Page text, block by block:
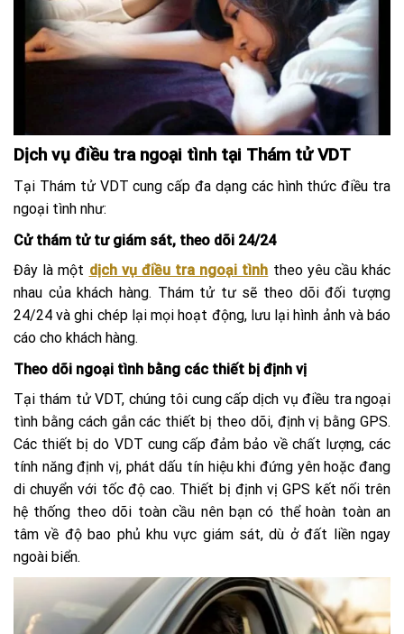
Dịch vụ điều tra ngoại tình tại Thám tử VDT
Tại Thám tử VDT cung cấp đa dạng các hình thức điều tra
ngoại tình như:
Cử thám tử tư giám sát, theo dõi 24/24
Đây là một dịch vụ điều tra ngoại tình theo yêu cầu khác
nhau của khách hàng. Thám tử tư sẽ theo dõi đối tượng
24/24 và ghi chép lại mọi hoạt động, lưu lại hình ảnh và báo
cáo cho khách hàng.
Theo dõi ngoại tình bằng các thiết bị định vị
Tại thám tử VDT, chúng tôi cung cấp dịch vụ điều tra ngoại
tình bằng cách gắn các thiết bị theo dõi, định vị bằng GPS.
Các thiết bị do VDT cung cấp đảm bảo về chất lượng, các
tính năng định vị, phát dấu tín hiệu khi đứng yên hoặc đang
di chuyển với tốc độ cao. Thiết bị định vị GPS kết nối trên
hệ thống theo dõi toàn cầu nên bạn có thể hoàn toàn an
tâm về độ bao phủ khu vực giám sát, dù ở đất liền ngay
ngoài biển.